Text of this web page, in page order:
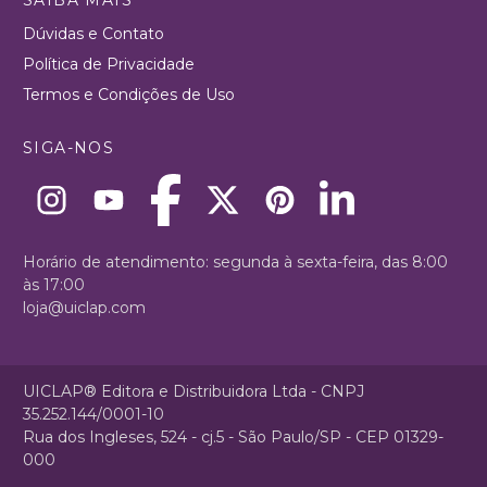
Dúvidas e Contato
Política de Privacidade
Termos e Condições de Uso
SIGA-NOS
Horário de atendimento: segunda à sexta-feira, das 8:00
às 17:00
loja@uiclap.com
UICLAP® Editora e Distribuidora Ltda - CNPJ
35.252.144/0001-10
Rua dos Ingleses, 524 - cj.5 - São Paulo/SP - CEP 01329-
000